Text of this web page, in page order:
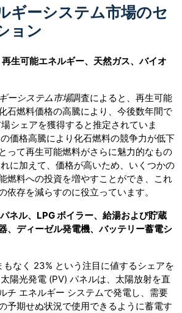
ギーシステム市場のセ
ョン
生可能エネルギー、天然ガス、バイオ
ーシステム市場調査によると、再生可能
石燃料価格の高騰により、今後数年間で
シェアを獲得すると推定されていま
価格高騰により化石燃料の競争力が低下
って再生可能燃料がさらに魅力的なもの
に加えて、価格が高いため、いくつかの
燃料への投資を増やすことができ、これ
依存を減らすのに役立っています。
ネル、LPG ボイラー、給湯および貯蔵
、ディーゼル発電機、バッテリー蓄電シ
もなく 23% という注目に値するシェアを
陽光発電 (PV) パネルは、太陽放射を直
チ エネルギー システムで発電し、需要
予期せぬ状況で使用できるように蓄電す